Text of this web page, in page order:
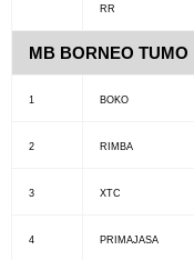
RR
MB BORNEO TUMO
1 BOKO
2 RIMBA
3 XTC
4 PRIMAJASA